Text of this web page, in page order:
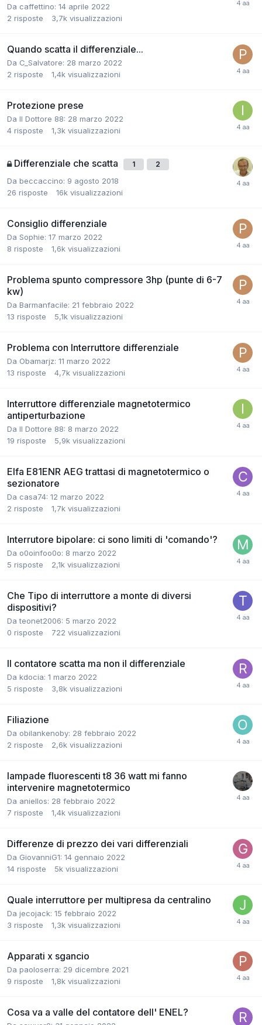
Da caffettino: 14 aprile 2022
2 risposte 3,7k visualizzazioni
Quando scatta il differenziale...
Da C_Salvatore: 28 marzo 2022
2 risposte 1,4k visualizzazioni
Protezione prese
Da Il Dottore 88: 28 marzo 2022
4 risposte 1,3k visualizzazioni
Differenziale che scatta 1 2
Da beccaccino: 9 agosto 2018
26 risposte 16k visualizzazioni
Consiglio differenziale
Da Sophie: 17 marzo 2022
8 risposte 1,6k visualizzazioni
Problema spunto compressore 3hp (punte di 6-7
kw)
Da Barmanfacile: 21 febbraio 2022
13 risposte 5,1k visualizzazioni
Problema con Interruttore differenziale
Da Obamarjz: 11 marzo 2022
13 risposte 4,7k visualizzazioni
Interruttore differenziale magnetotermico
antiperturbazione
Da Il Dottore 88: 8 marzo 2022
19 risposte 5,9k visualizzazioni
Elfa E81ENR AEG trattasi di magnetotermico o
sezionatore
Da casa74: 12 marzo 2022
2 risposte 1,7k visualizzazioni
Interrutore bipolare: ci sono limiti di 'comando'?
Da o0oinfoo0o: 8 marzo 2022
5 risposte 2,1k visualizzazioni
Che Tipo di interruttore a monte di diversi
dispositivi?
Da teonet2006: 5 marzo 2022
0 risposte 722 visualizzazioni
Il contatore scatta ma non il differenziale
Da kdocia: 1 marzo 2022
5 risposte 3,8k visualizzazioni
Filiazione
Da obilankenoby: 28 febbraio 2022
2 risposte 2,6k visualizzazioni
lampade fluorescenti t8 36 watt mi fanno
intervenire magnetotermico
Da aniellos: 28 febbraio 2022
7 risposte 1,4k visualizzazioni
Differenze di prezzo dei vari differenziali
Da GiovanniG1: 14 gennaio 2022
14 risposte 5k visualizzazioni
Quale interruttore per multipresa da centralino
Da jecojack: 15 febbraio 2022
3 risposte 1,3k visualizzazioni
Apparati x sgancio
Da paoloserra: 29 dicembre 2021
9 risposte 1,8k visualizzazioni
Cosa va a valle del contatore dell' ENEL?